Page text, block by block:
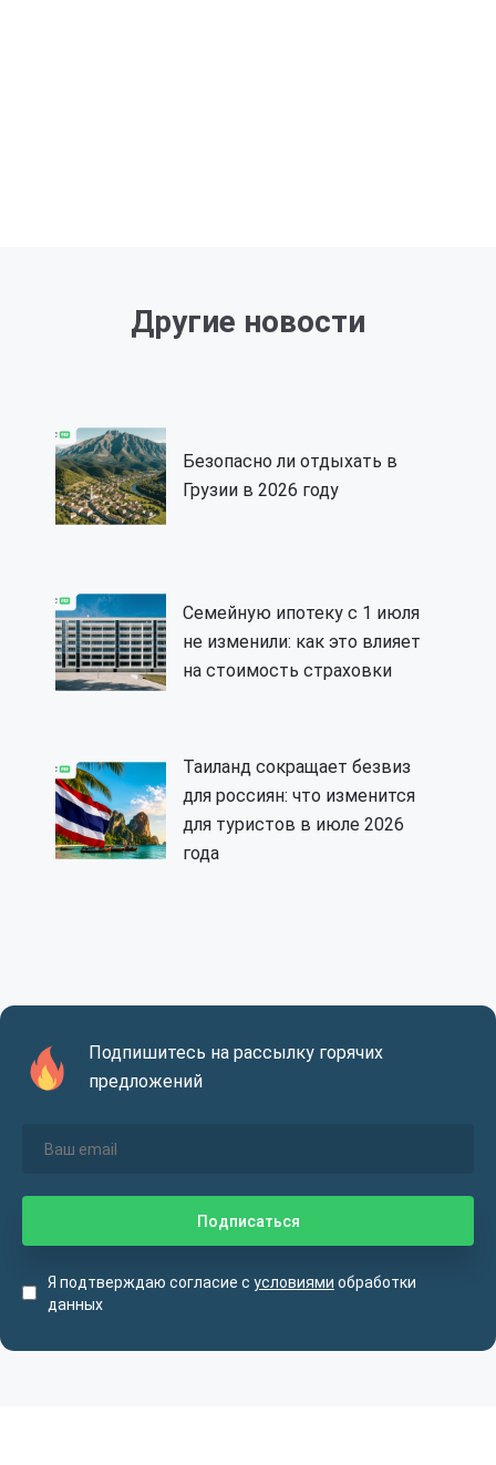
Другие новости
Безопасно ли отдыхать в
Грузии в 2026 году
Семейную ипотеку с 1 июля
не изменили: как это влияет
на стоимость страховки
Таиланд сокращает безвиз
для россиян: что изменится
для туристов в июле 2026
года
Подпишитесь на рассылку горячих
предложений
Я подтверждаю согласие с условиями обработки
данных